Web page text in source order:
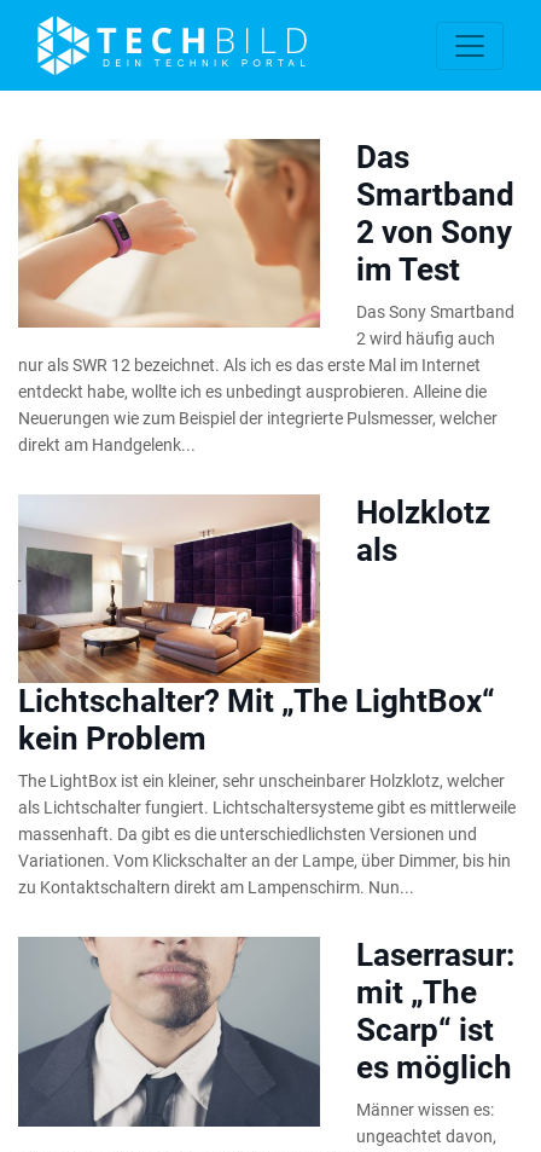
Das
Smartband
2 von Sony
im Test
Das Sony Smartband
2 wird häufig auch
nur als SWR 12 bezeichnet. Als ich es das erste Mal im Internet
entdeckt habe, wollte ich es unbedingt ausprobieren. Alleine die
Neuerungen wie zum Beispiel der integrierte Pulsmesser, welcher
direkt am Handgelenk...
Holzklotz
als
Lichtschalter? Mit „The LightBox“
kein Problem
The LightBox ist ein kleiner, sehr unscheinbarer Holzklotz, welcher
als Lichtschalter fungiert. Lichtschaltersysteme gibt es mittlerweile
massenhaft. Da gibt es die unterschiedlichsten Versionen und
Variationen. Vom Klickschalter an der Lampe, über Dimmer, bis hin
zu Kontaktschaltern direkt am Lampenschirm. Nun...
Laserrasur:
mit „The
Scarp“ ist
es möglich
Männer wissen es:
ungeachtet davon,